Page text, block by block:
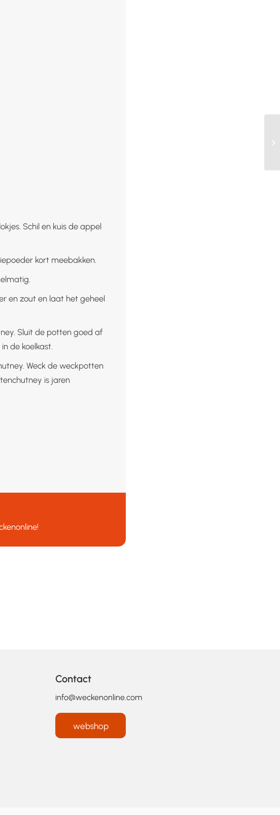
Schil en kuis de appel
kort meebakken.
en zout en laat het geheel
Sluit de potten goed af
de koelkast.
Weck de weckpotten
is jaren
!
Contact
info@weckenonline.com
webshop